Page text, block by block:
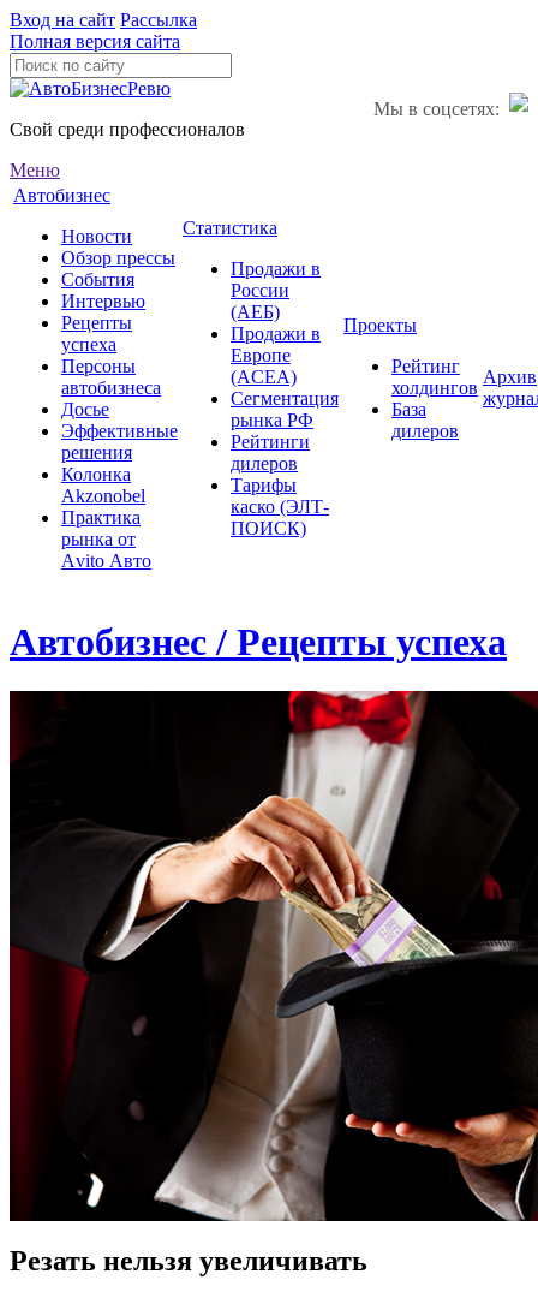
Вход на сайт Рассылка
Полная версия сайта
Мы в соцсетях:
Свой среди профессионалов
Меню
Автобизнес
Новости
Обзор прессы
События
Интервью
Рецепты
успеха
Персоны
автобизнеса
Досье
Эффективные
решения
Колонка
Akzonobel
Практика
рынка от
Аvito Авто
Статистика
Продажи в
России
(АЕБ)
Продажи в
Европе
(ACEA)
Сегментация
рынка РФ
Рейтинги
дилеров
Тарифы
каско (ЭЛТ-
ПОИСК)
Проекты
Рейтинг
холдингов
База
дилеров
Архив
Автобизнес / Рецепты успеха
Резать нельзя увеличивать